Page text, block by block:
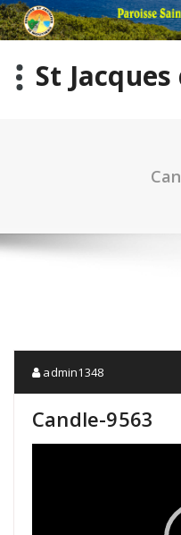
St
admin1348
Candle-9563